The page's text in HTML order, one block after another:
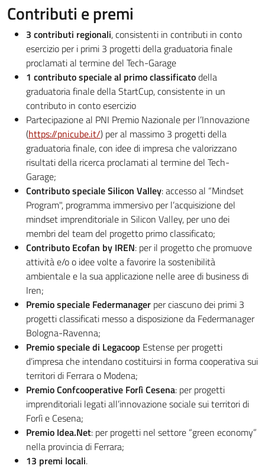
Contributi e premi
3 contributi regionali, consistenti in contributi in conto
esercizio per i primi 3 progetti della graduatoria finale
proclamati al termine del Tech-Garage
1 contributo speciale al primo classificatodella
graduatoria finale della StartCup, consistente in un
contributo in conto esercizio
Partecipazione al PNI Premio Nazionale per l’Innovazione
(https://pnicube.it/) per al massimo 3 progetti della
graduatoria finale, con idee di impresa che valorizzano
risultati della ricerca proclamati al termine del Tech-
Garage;
Contributo speciale Silicon Valley: accesso al “Mindset
Program", programma immersivo per l’acquisizione del
mindset imprenditoriale in Silicon Valley, per uno dei
membri del team del progetto primo classificato;
Contributo Ecofan by IREN: per il progetto che promuove
attività e/o o idee volte a favorire la sostenibilità
ambientale e la sua applicazione nelle aree di business di
Iren;
Premio speciale Federmanager per ciascuno dei primi 3
progetti classificati messo a disposizione da Federmanager
Bologna-Ravenna;
Premio speciale di Legacoop Estense per progetti
d’impresa che intendano costituirsi in forma cooperativa sui
territori di Ferrara o Modena;
Premio Confcooperative Forlì Cesena: per progetti
imprenditoriali legati all’innovazione sociale sui territori di
Forlì e Cesena;
Premio Idea.Net: per progetti nel settore “green economy”
nella provincia di Ferrara;
13 premi locali.